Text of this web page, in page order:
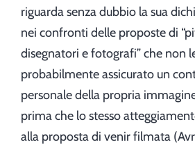
riguarda senza dubbio la sua
nei confronti delle proposte di
disegnatori e fotografi” che non
probabilmente assicurato un
personale della propria
prima che lo stesso
alla proposta di venir filmata